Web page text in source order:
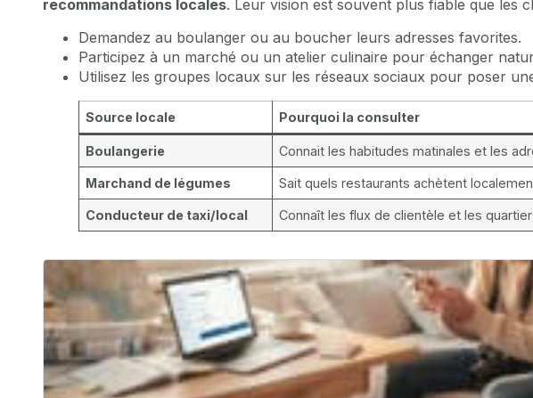
recommandations locales. Leur vision est souvent plus fiable que les
Demandez au boulanger ou au boucher leurs adresses favorites.
Participez à un marché ou un atelier culinaire pour échanger
Utilisez les groupes locaux sur les réseaux sociaux pour poser
Source locale Pourquoi la consulter
Boulangerie Connait les habitudes matinales et les
Marchand de légumes Sait quels restaurants achètent
Conducteur de taxi/local Connaît les flux de clientèle et les